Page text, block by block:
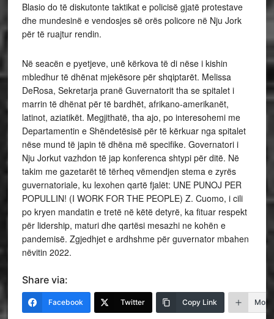
Blasio do të diskutonte taktikat e policisë gjatë protestave
dhe mundesinë e vendosjes së orës policore në Nju Jork
për të ruajtur rendin.
Në seacën e pyetjeve, unë kërkova të di nëse i kishin
mbledhur të dhënat mjekësore për shqiptarët. Melissa
DeRosa, Sekretarja pranë Guvernatorit tha se spitalet i
marrin të dhënat për të bardhët, afrikano-amerikanët,
latinot, aziatikët. Megjithatë, tha ajo, po interesohemi me
Departamentin e Shëndetësisë për të kërkuar nga spitalet
nëse mund të japin të dhëna më specifike. Governatori i
Nju Jorkut vazhdon të jap konferenca shtypi për ditë. Në
takim me gazetarët të tërheq vëmendjen stema e zyrës
guvernatoriale, ku lexohen qartë fjalët: UNE PUNOJ PER
POPULLIN! (I WORK FOR THE PEOPLE) Z. Cuomo, i cili
po kryen mandatin e tretë në këtë detyrë, ka fituar respekt
për lidership, maturi dhe qartësi mesazhi ne kohën e
pandemisë. Zgjedhjet e ardhshme për guvernator mbahen
nëvitin 2022.
Share via:
Facebook Twitter Copy Link More